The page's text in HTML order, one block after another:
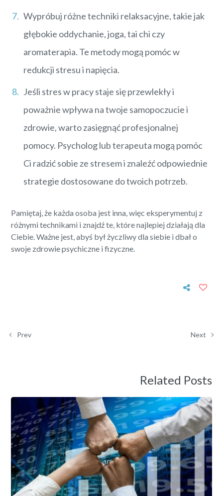
Wypróbuj różne techniki relaksacyjne, takie jak
głębokie oddychanie, joga, tai chi czy
aromaterapia. Te metody mogą pomóc w
redukcji stresu i napięcia.
Jeśli stres w pracy staje się przewlekły i
poważnie wpływa na twoje samopoczucie i
zdrowie, warto zasięgnąć profesjonalnej
pomocy. Psycholog lub terapeuta mogą pomóc
Ci radzić sobie ze stresem i znaleźć odpowiednie
strategie dostosowane do twoich potrzeb.
Pamiętaj, że każda osoba jest inna, więc eksperymentuj z
różnymi technikami i znajdź te, które najlepiej działają dla
Ciebie. Ważne jest, abyś był życzliwy dla siebie i dbał o
swoje zdrowie psychiczne i fizyczne.
Prev Next
Related Posts